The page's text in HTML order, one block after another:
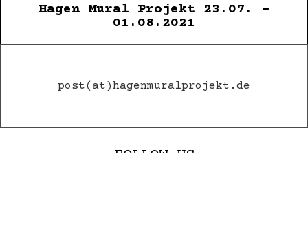
Hagen Mural Projekt 23.07. -
01.08.2021
post(at)hagenmuralprojekt.de
FOLLOW US